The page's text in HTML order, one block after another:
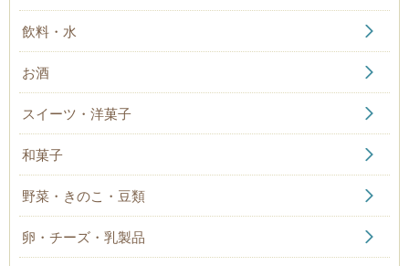
飲料・水
お酒
スイーツ・洋菓子
和菓子
野菜・きのこ・豆類
卵・チーズ・乳製品